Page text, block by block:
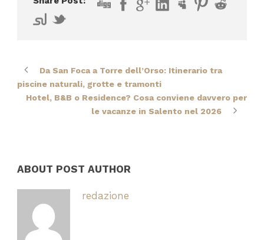
Da San Foca a Torre dell’Orso: Itinerario tra
piscine naturali, grotte e tramonti
Hotel, B&B o Residence? Cosa conviene davvero per
le vacanze in Salento nel 2026
ABOUT POST AUTHOR
redazione